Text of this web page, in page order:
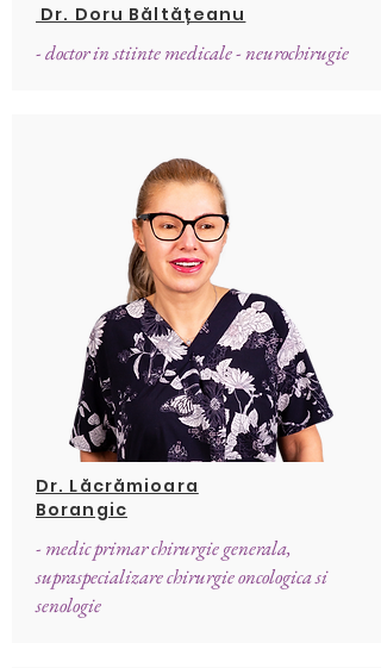
Dr. Doru Băltățeanu
- doctor in stiinte medicale - neurochirugie
Dr. Lăcrămioara
Borangic
- medic primar chirurgie generala,
supraspecializare chirurgie oncologica si
senologie